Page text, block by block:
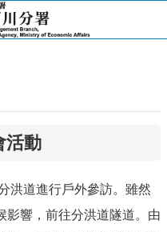
活動
洪道進行戶外參訪。雖然
影響，前往分洪道隧道。由